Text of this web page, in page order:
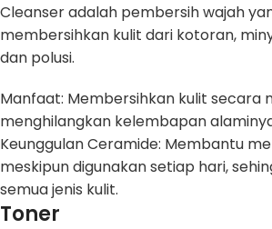
Cleanser adalah pembersih wajah
membersihkan kulit dari kotoran,
dan polusi.
Manfaat: Membersihkan kulit secara
menghilangkan kelembapan
Keunggulan Ceramide: Membantu
meskipun digunakan setiap hari,
semua jenis kulit.
Toner